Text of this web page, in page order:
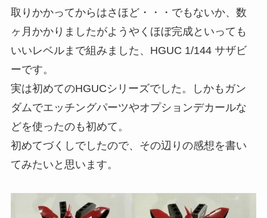
取りかかってからはさほど・・・でもないか、数
ヶ月かかりましたがようやくほぼ完成といっても
いいレベルまで組みました、HGUC 1/144 サザビ
ーです。
実は初めてのHGUCシリーズでした。しかもガン
ダムでエッチングパーツやオプションデカールな
どを使ったのも初めて。
初めてづくしでしたので、その辺りの感想を書い
てみたいと思います。